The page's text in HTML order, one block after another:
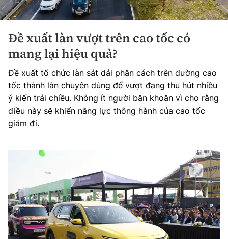
Đề xuất làn vượt trên cao tốc có
mang lại hiệu quả?
Đề xuất tổ chức làn sát dải phân cách trên đường cao
tốc thành làn chuyên dùng để vượt đang thu hút nhiều
ý kiến trái chiều. Không ít người băn khoăn vì cho rằng
điều này sẽ khiến năng lực thông hành của cao tốc
giảm đi.